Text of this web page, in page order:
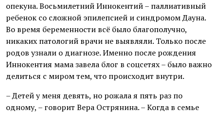
опекуна. Восьмилетний Иннокентий – паллиативный
ребенок со сложной эпилепсией и синдромом Дауна.
Во время беременности всё было благополучно,
никаких патологий врачи не выявляли. Только после
родов узнали о диагнозе. Именно после рождения
Иннокентия мама завела блог в соцсетях – было важно
делиться с миром тем, что происходит внутри.
– Детей у меня девять, но рожала я пять раз по
одному, – говорит Вера Острянина. – Когда в семье